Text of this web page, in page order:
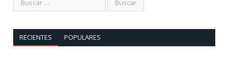
RECIENTES POPULARES